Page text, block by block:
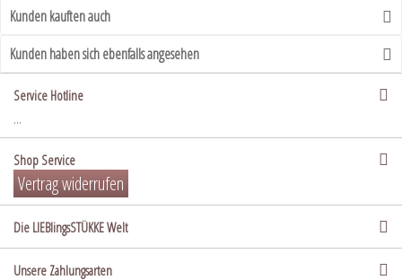
Kunden kauften auch
Kunden haben sich ebenfalls angesehen
Service Hotline
...
Shop Service
Vertrag widerrufen
Die LIEBlingsSTÜKKE Welt
Unsere Zahlungsarten